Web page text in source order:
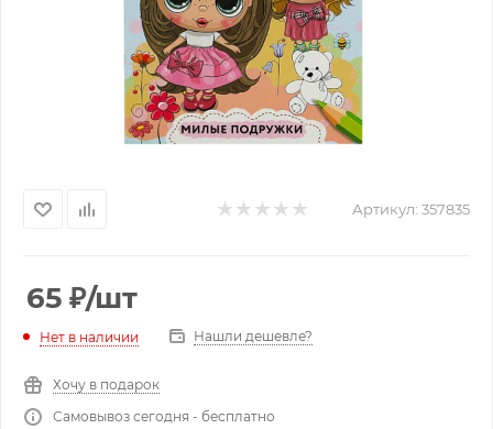
Артикул: 357835
65 ₽/шт
Нет в наличии Нашли дешевле?
Хочу в подарок
Самовывоз сегодня - бесплатно